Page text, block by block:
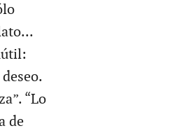
“Lo
de